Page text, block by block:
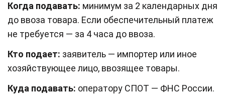
Когда подавать: минимум за 2 календарных дня
до ввоза товара. Если обеспечительный платеж
не требуется — за 4 часа до ввоза.
Кто подает: заявитель — импортер или иное
хозяйствующее лицо, ввозящее товары.
Куда подавать: оператору СПОТ — ФНС России.